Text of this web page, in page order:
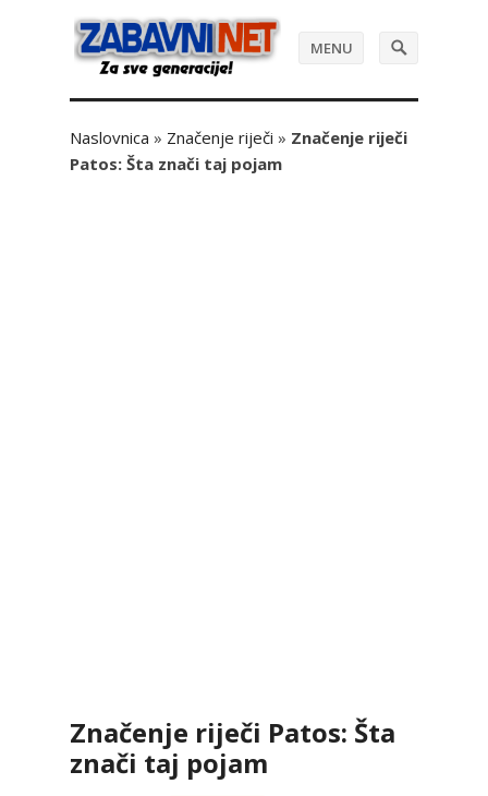
MENU
Naslovnica » Značenje riječi » Značenje riječi
Patos: Šta znači taj pojam
Značenje riječi Patos: Šta
znači taj pojam